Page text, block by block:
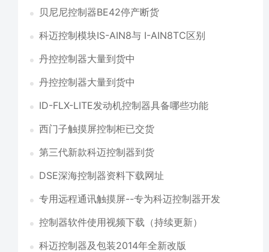
贝尼尼控制器BE42停产断货
科迈控制模块IS-AIN8与 I-AIN8TC区别
丹控控制器大量到货中
丹控控制器大量到货中
ID-FLX-LITE发动机控制器具备哪些功能
西门子触摸屏控制柜已交货
第三代新款科迈控制器到货
DSE深海控制器资料下载网址
专用远程通讯触摸屏--专为科迈控制器开发
控制器软件使用视频下载（持续更新）
科迈控制器及包装2014年全新改版